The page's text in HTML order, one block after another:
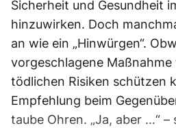
Sicherheit und Gesundheit
hinzuwirken. Doch
an wie ein „Hinwürgen“.
vorgeschlagene
tödlichen Risiken schützen
Empfehlung beim
taube Ohren. „Ja, aber …“